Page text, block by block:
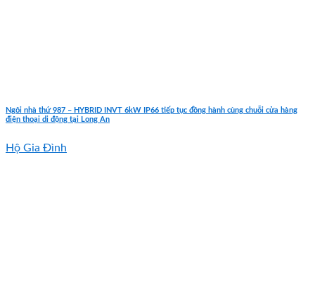
Ngôi nhà thứ 987 – HYBRID INVT 6kW IP66 tiếp tục đồng hành cùng chuỗi cửa hàng
điện thoại di động tại Long An
Hộ Gia Đình